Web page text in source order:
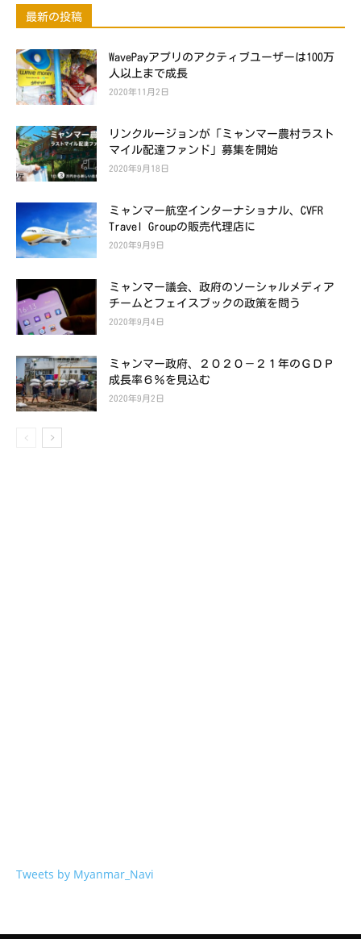
最新の投稿
WavePayアプリのアクティブユーザーは100万
人以上まで成長
2020年11月2日
リンクルージョンが「ミャンマー農村ラスト
マイル配達ファンド」募集を開始
2020年9月18日
ミャンマー航空インターナショナル、CVFR
Travel Groupの販売代理店に
2020年9月9日
ミャンマー議会、政府のソーシャルメディア
チームとフェイスブックの政策を問う
2020年9月4日
ミャンマー政府、２０２０－２１年のＧＤＰ
成長率６％を見込む
2020年9月2日
Tweets by Myanmar_Navi